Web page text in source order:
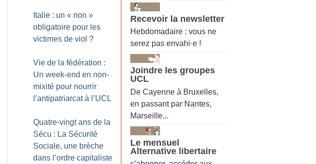
Italie : un « non »
obligatoire pour les
victimes de viol ?
Vie de la fédération :
Un week-end en non-
mixité pour nourrir
l’antipatriarcat à l’UCL
Quatre-vingt ans de la
Sécu : La Sécurité
Sociale, une brèche
dans l’ordre capitaliste
Recevoir la newsletter
Hebdomadaire : vous ne
serez pas envahi·e !
Joindre les groupes
UCL
De Cayenne à Bruxelles,
en passant par Nantes,
Marseille...
Le mensuel
Alternative libertaire